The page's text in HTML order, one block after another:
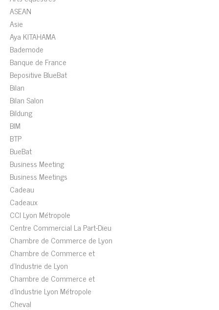
ASEAN
Asie
Aya KITAHAMA
Bademode
Banque de France
Bepositive BlueBat
Bilan
Bilan Salon
Bildung
BIM
BTP
BueBat
Business Meeting
Business Meetings
Cadeau
Cadeaux
CCI Lyon Métropole
Centre Commercial La Part-Dieu
Chambre de Commerce de Lyon
Chambre de Commerce et
d'Industrie de Lyon
Chambre de Commerce et
d'Industrie Lyon Métropole
Cheval